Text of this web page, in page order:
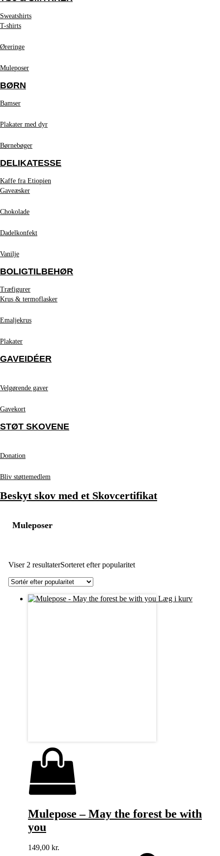
Sweatshirts
T-shirts
Øreringe
Muleposer
BØRN
Bamser
Plakater med dyr
Børnebøger
DELIKATESSE
Kaffe fra Etiopien
Gaveæsker
Chokolade
Dadelkonfekt
Vanilje
BOLIGTILBEHØR
Træfigurer
Krus & termoflasker
Emaljekrus
Plakater
GAVEIDÉER
Velgørende gaver
Gavekort
STØT SKOVENE
Donation
Bliv støttemedlem
Beskyt skov med et Skovcertifikat
Muleposer
Viser 2 resultaterSorteret efter popularitet
Læg i kurv
Mulepose – May the forest be with
you
149,00 kr.